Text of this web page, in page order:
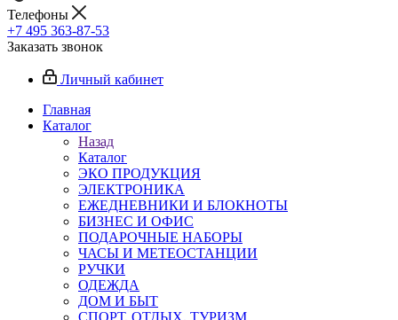
Телефоны
+7 495 363-87-53
Заказать звонок
Личный кабинет
Главная
Каталог
Назад
Каталог
ЭКО ПРОДУКЦИЯ
ЭЛЕКТРОНИКА
ЕЖЕДНЕВНИКИ И БЛОКНОТЫ
БИЗНЕС И ОФИС
ПОДАРОЧНЫЕ НАБОРЫ
ЧАСЫ И МЕТЕОСТАНЦИИ
РУЧКИ
ОДЕЖДА
ДОМ И БЫТ
СПОРТ, ОТДЫХ, ТУРИЗМ